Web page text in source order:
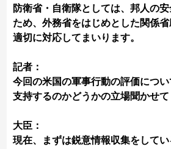
防衛省・自衛隊としては、邦人の
ため、外務省をはじめとした関係省
適切に対応してまいります。
記者：
今回の米国の軍事行動の評価につ
支持するのかどうかの立場聞かせて
大臣：
現在、まずは鋭意情報収集をして